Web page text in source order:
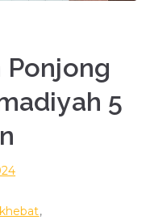
iy
ah
5
,